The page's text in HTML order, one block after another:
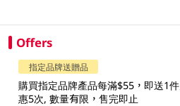
Offers
指定品牌送贈品
購買指定品牌產品每滿$55，即送1
惠5次, 數量有限，售完即止